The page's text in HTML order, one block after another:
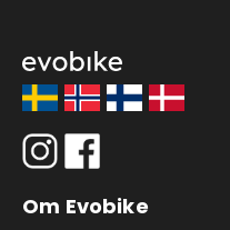
Om Evobike